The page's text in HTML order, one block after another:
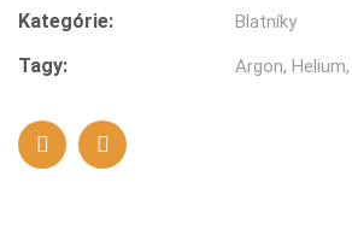
Kategórie: Blatníky
Tagy: Argon, Helium,